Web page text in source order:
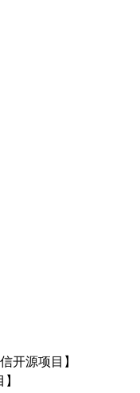
开源项目】